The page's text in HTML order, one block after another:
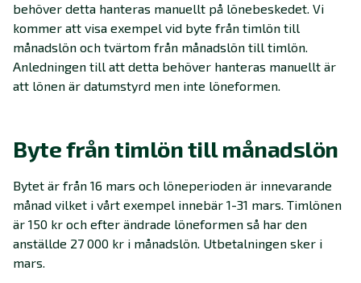
behöver detta hanteras manuellt på lönebeskedet. Vi
kommer att visa exempel vid byte från timlön till
månadslön och tvärtom från månadslön till timlön.
Anledningen till att detta behöver hanteras manuellt är
att lönen är datumstyrd men inte löneformen.
Byte från timlön till månadslön
Bytet är från 16 mars och löneperioden är innevarande
månad vilket i vårt exempel innebär 1-31 mars. Timlönen
är 150 kr och efter ändrade löneformen så har den
anställde 27 000 kr i månadslön. Utbetalningen sker i
mars.